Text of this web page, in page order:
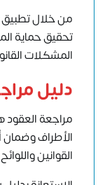
من خلال تطبيق
تحقيق حماية
المشكلات
دليل
مراجعة
الأطراف وضمان
القوانين